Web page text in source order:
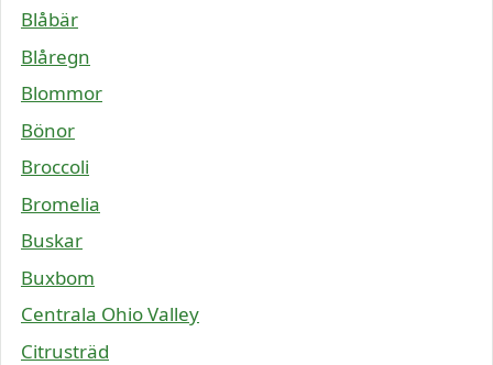
Blåbär
Blåregn
Blommor
Bönor
Broccoli
Bromelia
Buskar
Buxbom
Centrala Ohio Valley
Citrusträd